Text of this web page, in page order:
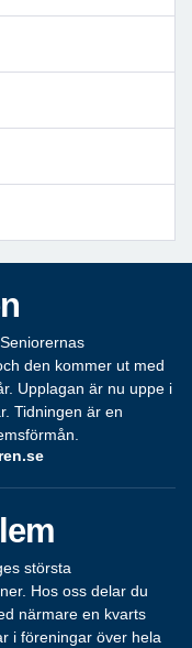
den kommer ut med
Upplagan är nu uppe i
Tidningen är en
största
Hos oss delar du
närmare en kvarts
i föreningar över hela